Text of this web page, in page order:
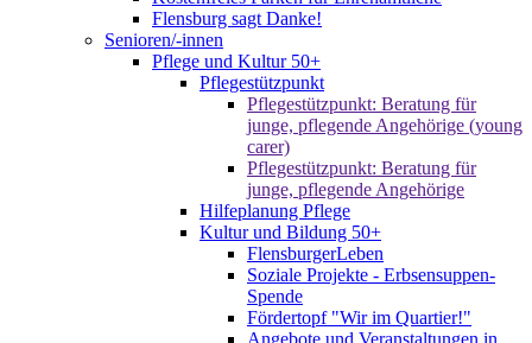
Flensburg sagt Danke!
Senioren/-innen
Pflege und Kultur 50+
Pflegestützpunkt
Pflegestützpunkt: Beratung für
junge, pflegende Angehörige (young
carer)
Pflegestützpunkt: Beratung für
junge, pflegende Angehörige
Hilfeplanung Pflege
Kultur und Bildung 50+
FlensburgerLeben
Soziale Projekte - Erbsensuppen-
Spende
Fördertopf "Wir im Quartier!"
Angebote und Veranstaltungen in